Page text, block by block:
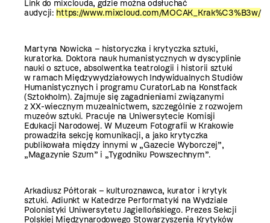
Link do mixclouda, gdzie można odsłuchać
audycji: https://www.mixcloud.com/MOCAK_Krak%C3%B3w/
Martyna Nowicka – historyczka i krytyczka sztuki,
kuratorka. Doktora nauk humanistycznych w dyscyplinie
nauki o sztuce, absolwentka teatrologii i historii sztuki
w ramach Międzywydziałowych Indywidualnych Studiów
Humanistycznych i programu CuratorLab na Konstfack
(Sztokholm). Zajmuje się zagadnieniami związanymi
z XX-wiecznym muzealnictwem, szczególnie z rozwojem
muzeów sztuki. Pracuje na Uniwersytecie Komisji
Edukacji Narodowej. W Muzeum Fotografii w Krakowie
prowadziła sekcję komunikacji, a jako krytyczka
publikowała między innymi w „Gazecie Wyborczej”,
„Magazynie Szum” i „Tygodniku Powszechnym”.
Arkadiusz Półtorak – kulturoznawca, kurator i krytyk
sztuki. Adiunkt w Katedrze Performatyki na Wydziale
Polonistyki Uniwersytetu Jagiellońskiego. Prezes Sekcji
Polskiej Międzynarodowego Stowarzyszenia Krytyków